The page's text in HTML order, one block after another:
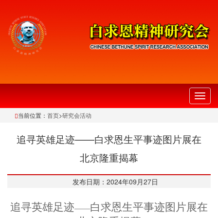
切
换
当前位置： 首页>研究会活动
追寻英雄足迹——白求恩生平事迹图片展在
北京隆重揭幕
发布日期：2024年09月27日
追寻英雄足迹——白求恩生平事迹图片展在